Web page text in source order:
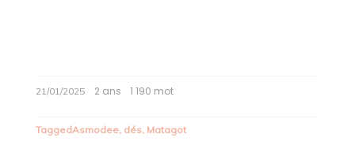
21/01/2025 2 ans 1 190 mot
TaggedAsmodee, dés, Matagot